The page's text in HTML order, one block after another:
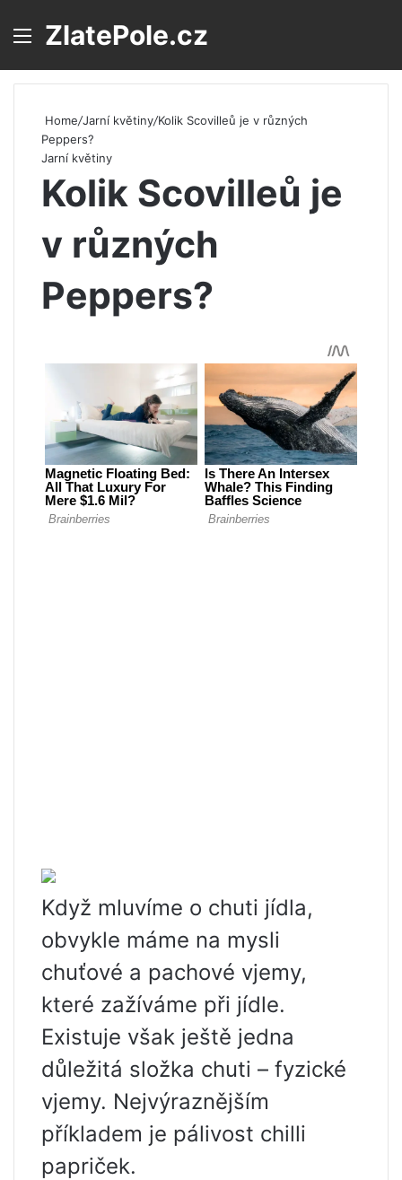
Menu
ZlatePole.cz
Home/Jarní květiny/Kolik Scovilleů je v různých
Peppers?
Jarní květiny
Kolik Scovilleů je
v různých
Peppers?
Když mluvíme o chuti jídla,
obvykle máme na mysli
chuťové a pachové vjemy,
které zažíváme při jídle.
Existuje však ještě jedna
důležitá složka chuti – fyzické
vjemy. Nejvýraznějším
příkladem je pálivost chilli
papriček.